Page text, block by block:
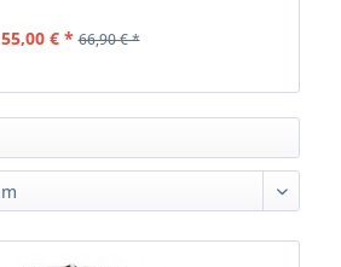
55,00 € * 66,90 € *